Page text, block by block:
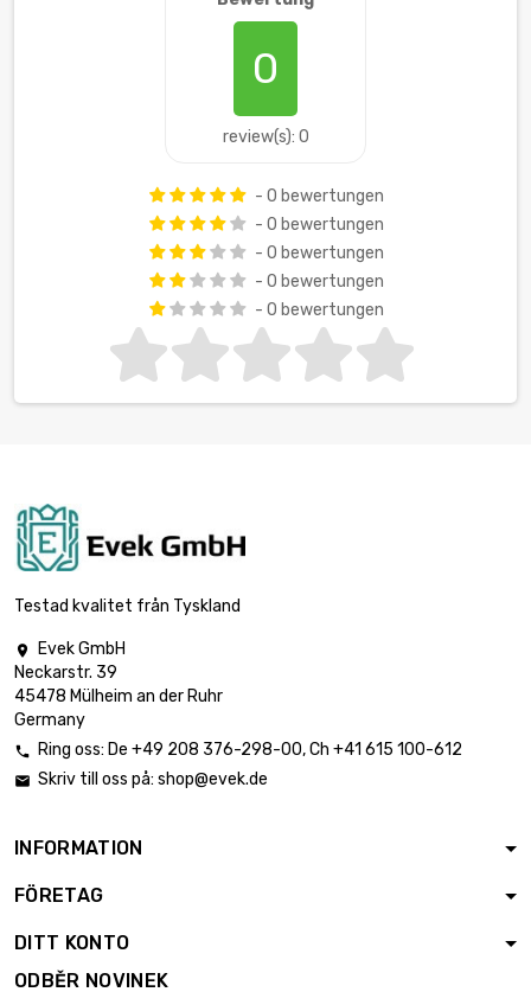
0
review(s): 0
- 0 bewertungen
- 0 bewertungen
- 0 bewertungen
- 0 bewertungen
- 0 bewertungen
Testad kvalitet från Tyskland

Evek GmbH
Neckarstr. 39
45478 Mülheim an der Ruhr
Germany
 Ring oss: De +49 208 376-298-00, Ch +41 615 100-612
 Skriv till oss på: shop@evek.de
INFORMATION
FÖRETAG
DITT KONTO
ODBĚR NOVINEK